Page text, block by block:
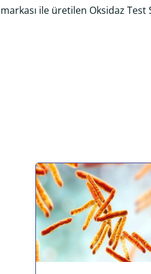
markası ile üretilen Oksidaz Test